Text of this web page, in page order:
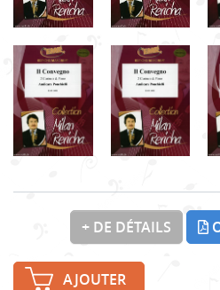
+ DE DÉTAILS
AJOUTER